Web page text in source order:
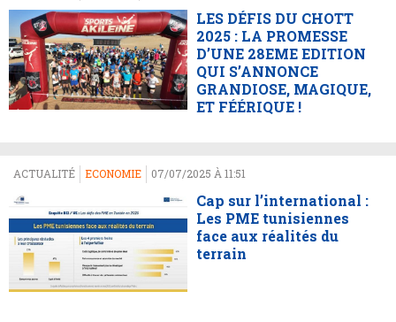
LES DÉFIS DU CHOTT
2025 : LA PROMESSE
D’UNE 28EME EDITION
QUI S’ANNONCE
GRANDIOSE, MAGIQUE,
ET FÉÉRIQUE !
ACTUALITÉ ECONOMIE 07/07/2025 À 11:51
Cap sur l’international :
Les PME tunisiennes
face aux réalités du
terrain